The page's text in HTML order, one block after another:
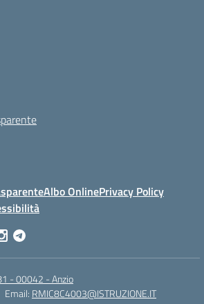
Albo OnlinePrivacy Policy
- 00042 - Anzio
Email: RMIC8C4003@ISTRUZIONE.IT